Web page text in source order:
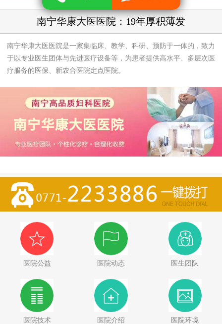
南宁华康大医医院：19年厚积薄发
南宁华康大医医院是一家集临床、教学、科研、预防于一体的，致力
于以专业医生团体与先进医疗设备等，为患者提供高水平、多层次医
疗服务的医保、新农合医院定点医院。
医院公益 医院动态 医生团队
医院技术 医院介绍 医院环境